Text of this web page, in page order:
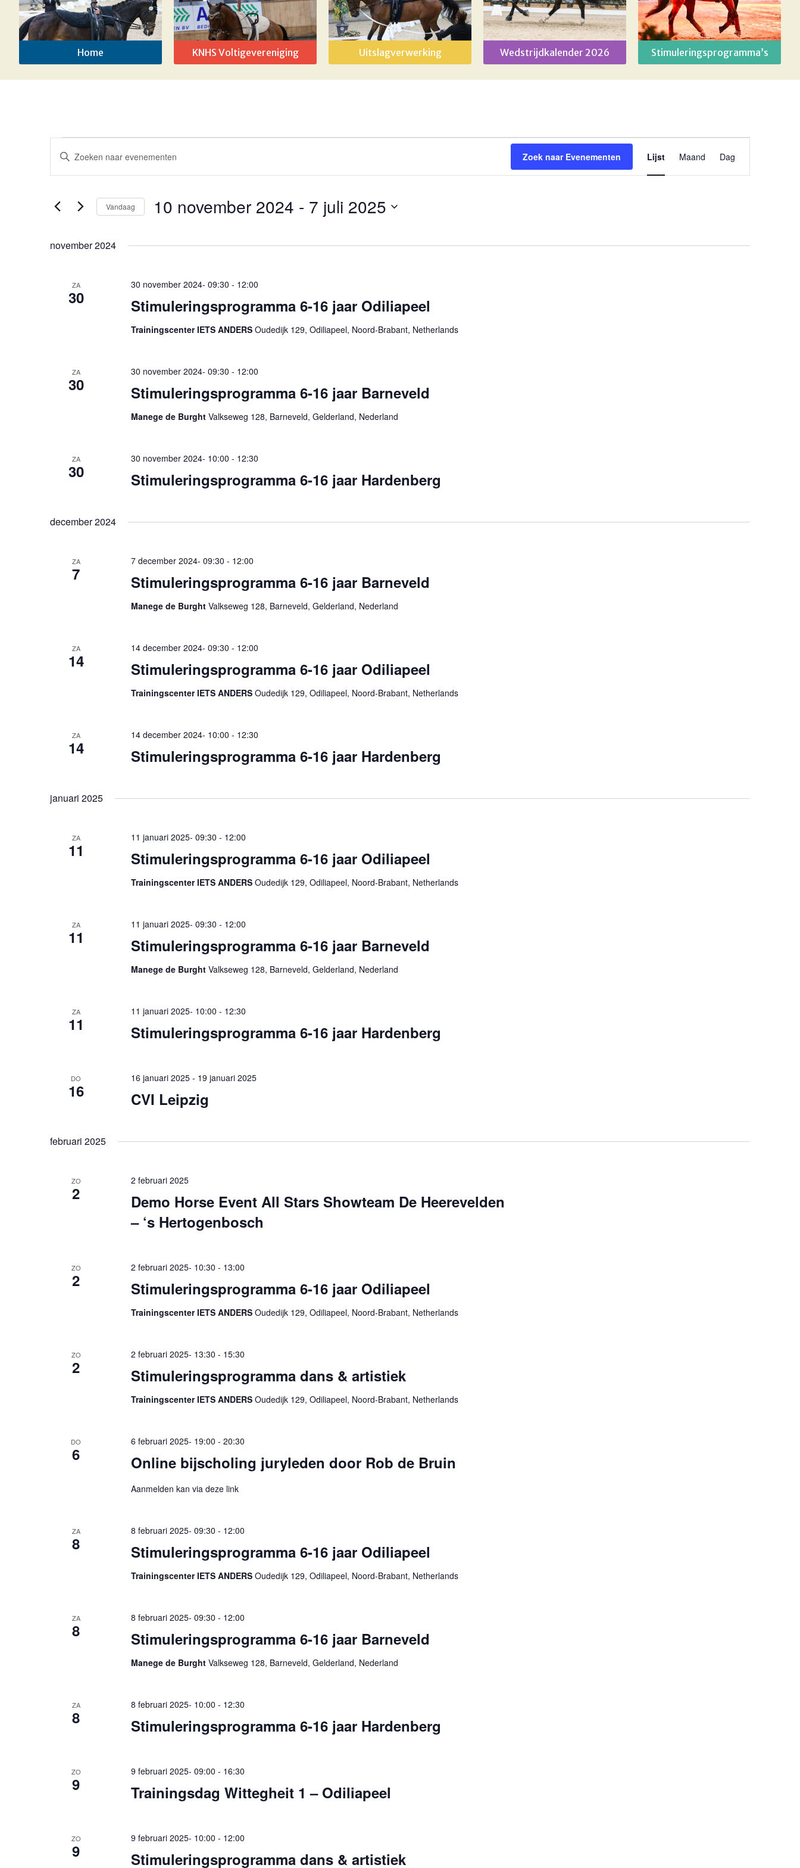
Home KNHS Voltigevereniging Uitslagverwerking Wedstrijdkalender 2026 Stimuleringsprogramma’s
Evenementen
Evenementen
weergeven
Vul
Zoek
met
Zoek naar Evenementen
weergaven
navigatie
Lijst Maand Dag
Vandaag 10 november 2024 - 7 juli 2025
november 2024
ZA
30 Stimuleringsprogramma 6-16 jaar Odiliapeel
30 november 2024- 09:30 - 12:00
Trainingscenter IETS ANDERS Oudedijk 129, Odiliapeel, Noord-Brabant, Netherlands
ZA
30 Stimuleringsprogramma 6-16 jaar Barneveld
30 november 2024- 09:30 - 12:00
Manege de Burght Valkseweg 128, Barneveld, Gelderland, Nederland
ZA
30 Stimuleringsprogramma 6-16 jaar Hardenberg
30 november 2024- 10:00 - 12:30
december 2024
ZA
7 Stimuleringsprogramma 6-16 jaar Barneveld
7 december 2024- 09:30 - 12:00
Manege de Burght Valkseweg 128, Barneveld, Gelderland, Nederland
ZA
14 Stimuleringsprogramma 6-16 jaar Odiliapeel
14 december 2024- 09:30 - 12:00
Trainingscenter IETS ANDERS Oudedijk 129, Odiliapeel, Noord-Brabant, Netherlands
ZA
14 Stimuleringsprogramma 6-16 jaar Hardenberg
14 december 2024- 10:00 - 12:30
januari 2025
ZA
11 Stimuleringsprogramma 6-16 jaar Odiliapeel
11 januari 2025- 09:30 - 12:00
Trainingscenter IETS ANDERS Oudedijk 129, Odiliapeel, Noord-Brabant, Netherlands
ZA
11 Stimuleringsprogramma 6-16 jaar Barneveld
11 januari 2025- 09:30 - 12:00
Manege de Burght Valkseweg 128, Barneveld, Gelderland, Nederland
ZA
11 Stimuleringsprogramma 6-16 jaar Hardenberg
11 januari 2025- 10:00 - 12:30
DO
16 CVI Leipzig
16 januari 2025- 19 januari 2025
februari 2025
ZO
2
Demo Horse Event All Stars Showteam De Heerevelden
– ‘s Hertogenbosch
2 februari 2025
ZO
2 Stimuleringsprogramma 6-16 jaar Odiliapeel
2 februari 2025- 10:30 - 13:00
Trainingscenter IETS ANDERS Oudedijk 129, Odiliapeel, Noord-Brabant, Netherlands
ZO
2 Stimuleringsprogramma dans & artistiek
2 februari 2025- 13:30 - 15:30
Trainingscenter IETS ANDERS Oudedijk 129, Odiliapeel, Noord-Brabant, Netherlands
DO
6 Online bijscholing juryleden door Rob de Bruin
6 februari 2025- 19:00 - 20:30
Aanmelden kan via deze link
ZA
8 Stimuleringsprogramma 6-16 jaar Odiliapeel
8 februari 2025- 09:30 - 12:00
Trainingscenter IETS ANDERS Oudedijk 129, Odiliapeel, Noord-Brabant, Netherlands
ZA
8 Stimuleringsprogramma 6-16 jaar Barneveld
8 februari 2025- 09:30 - 12:00
Manege de Burght Valkseweg 128, Barneveld, Gelderland, Nederland
ZA
8 Stimuleringsprogramma 6-16 jaar Hardenberg
8 februari 2025- 10:00 - 12:30
ZO
9 Trainingsdag Wittegheit 1 – Odiliapeel
9 februari 2025- 09:00 - 16:30
ZO
9 Stimuleringsprogramma dans & artistiek
9 februari 2025- 10:00 - 12:00